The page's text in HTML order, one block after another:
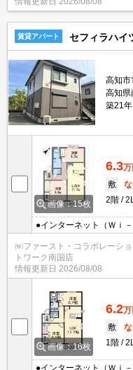
賃貸アパート セフィラハ
高知市
高知県
築21年
画像：15枚
6.3万
敷
2階
●インターネット（Ｗｉ
で徒歩３分●エアコン１
㈱ファースト・コラボレーシ
トワーク南国店
情報更新日 2026/08/08
画像：16枚
6.2万
敷
1階
●インターネット（Ｗｉ